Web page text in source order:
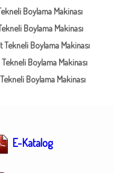
Boylama Makinası
Boylama Makinası
Tekneli Boylama Makinası
Tekneli Boylama Makinası
Boylama Makinası
E-Katalog